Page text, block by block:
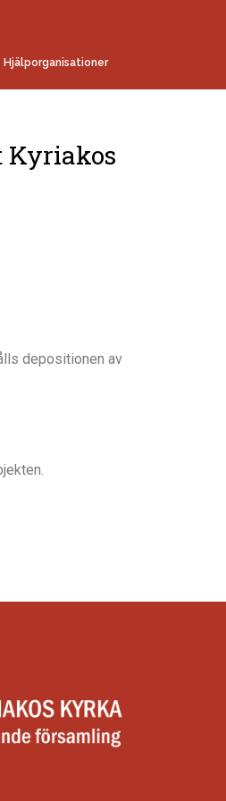
Hjälporganisationer
Kyriakos
depositionen av